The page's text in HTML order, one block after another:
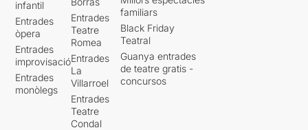
infantil
Entrades
òpera
Entrades
improvisació
Entrades
monòlegs
Entrades
Teatre
Romea
Entrades
La
Villarroel
Entrades
Teatre
Condal
familiars
Black Friday
Teatral
Guanya entrades
de teatre gratis -
concursos